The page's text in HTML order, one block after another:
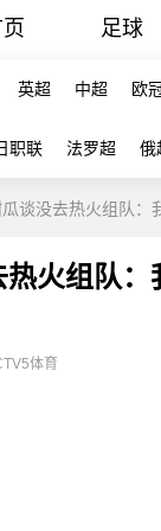
足球
英超 中超 欧
职联 法罗超 俄
谈没去热火组队：
火组队
体育